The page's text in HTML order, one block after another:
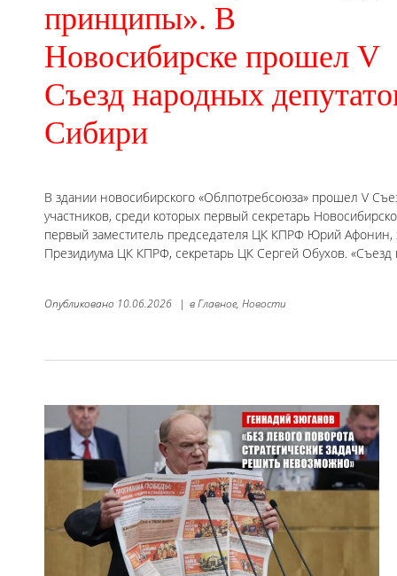
принципы». В
Новосибирске прошел V
Съезд народных
Сибири
В здании новосибирского «Облпотребсоюза» прошел V
участников, среди которых первый секретарь
первый заместитель председателя ЦК КПРФ Юрий
Президиума ЦК КПРФ, секретарь ЦК Сергей Обухов. «Съезд
Опубликовано 10.06.2026 | вГлавное, Новости